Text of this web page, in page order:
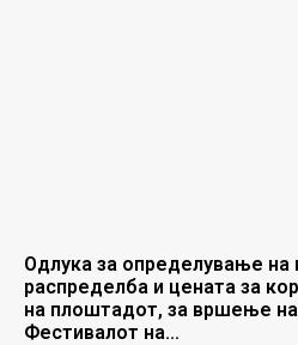
Одлука за определување на
распределба и цената за
на плоштадот, за вршење на
Фестивалот на...